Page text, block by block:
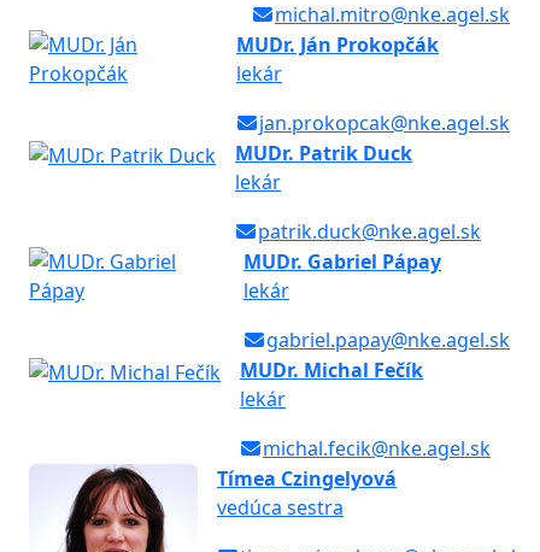
michal.mitro@nke.agel.sk
MUDr. Ján Prokopčák
lekár
jan.prokopcak@nke.agel.sk
MUDr. Patrik Duck
lekár
patrik.duck@nke.agel.sk
MUDr. Gabriel Pápay
lekár
gabriel.papay@nke.agel.sk
MUDr. Michal Fečík
lekár
michal.fecik@nke.agel.sk
Tímea Czingelyová
vedúca sestra